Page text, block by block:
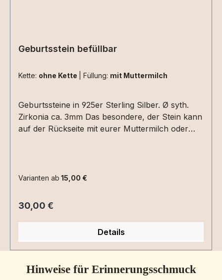
Geburtsstein befüllbar
Kette: ohne Kette Füllung: mit Muttermilch
Geburtssteine in 925er Sterling Silber. Ø syth.
Zirkonia ca. 3mm Das besondere, der Stein kann
auf der Rückseite mit eurer Muttermilch oder
Geburtsblumen.
Varianten ab 15,00 €
Regulärer Preis:
30,00 €
Details
Hinweise für Erinnerungsschmuck